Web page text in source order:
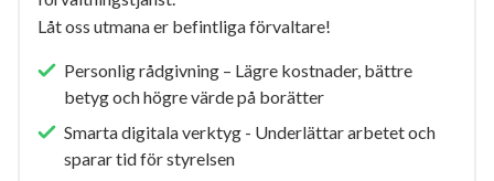
Låt oss utmana er befintliga förvaltare!
Personlig rådgivning – Lägre kostnader, bättre
betyg och högre värde på borätter
Smarta digitala verktyg - Underlättar arbetet och
sparar tid för styrelsen